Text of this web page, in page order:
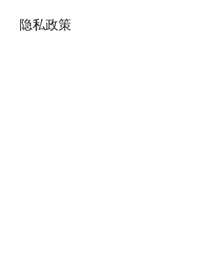
隐私政策